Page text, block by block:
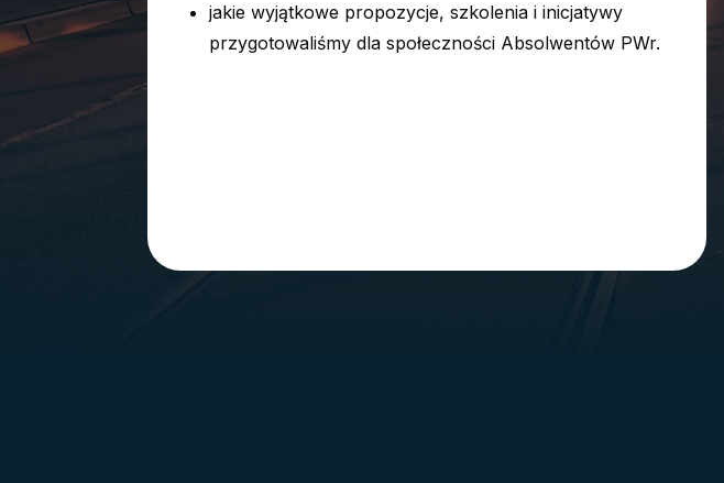
jakie wyjątkowe propozycje, szkolenia i inicjatywy
przygotowaliśmy dla społeczności Absolwentów PWr.